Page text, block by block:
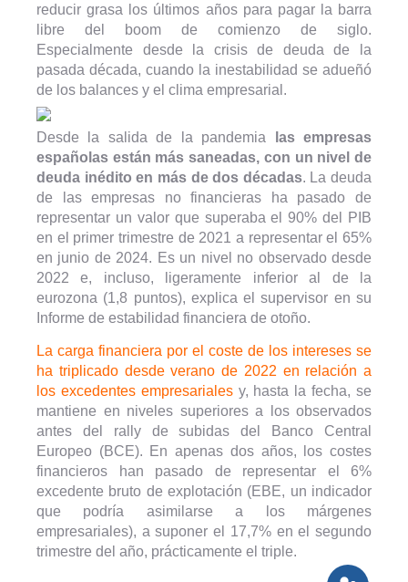
reducir grasa los últimos años para pagar la barra
libre del boom de comienzo de siglo.
Especialmente desde la crisis de deuda de la
pasada década, cuando la inestabilidad se adueñó
de los balances y el clima empresarial.
Desde la salida de la pandemia las empresas
españolas están más saneadas, con un nivel de
deuda inédito en más de dos décadas. La deuda
de las empresas no financieras ha pasado de
representar un valor que superaba el 90% del PIB
en el primer trimestre de 2021 a representar el 65%
en junio de 2024. Es un nivel no observado desde
2022 e, incluso, ligeramente inferior al de la
eurozona (1,8 puntos), explica el supervisor en su
Informe de estabilidad financiera de otoño.
La carga financiera por el coste de los intereses se
ha triplicado desde verano de 2022 en relación a
los excedentes empresarialesy, hasta la fecha, se
mantiene en niveles superiores a los observados
antes del rally de subidas del Banco Central
Europeo (BCE). En apenas dos años, los costes
financieros han pasado de representar el 6%
excedente bruto de explotación (EBE, un indicador
que podría asimilarse a los márgenes
empresariales), a suponer el 17,7% en el segundo
trimestre del año, prácticamente el triple.